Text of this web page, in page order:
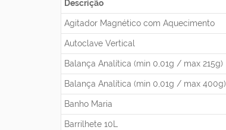
Descrição
Agitador Magnético com Aquecimento
Autoclave Vertical
Balança Analítica (min 0,01g / max 215g)
Balança Analítica (min 0,01g / max 400g)
Banho Maria
Barrilhete 10L